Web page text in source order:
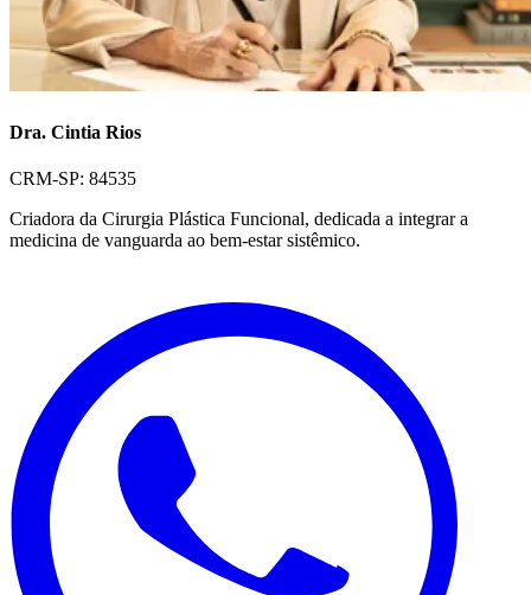
Dra. Cintia Rios
CRM-SP: 84535
Criadora da Cirurgia Plástica Funcional, dedicada a integrar a
medicina de vanguarda ao bem-estar sistêmico.